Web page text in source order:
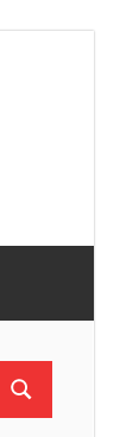
Suchen